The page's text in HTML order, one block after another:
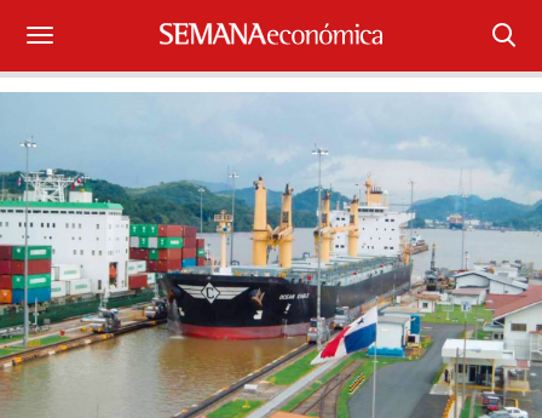
Suscríbase
Portada
¿Qué está pasando?
Sectores y Empresas
Management